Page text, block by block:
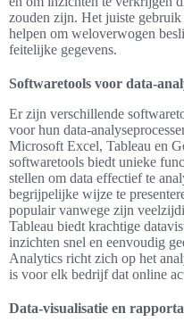
zouden zijn. Het juiste
helpen om weloverwogen
feitelijke gegevens.
Softwaretools voor data-
Er zijn verschillende
voor hun data-
Microsoft Excel, Tableau en
softwaretools biedt unieke
stellen om data effectief te
begrijpelijke wijze te
populair vanwege zijn
Tableau biedt krachtige
inzichten snel en eenvoudig
Analytics richt zich op het
is voor elk bedrijf dat online
Data-visualisatie en